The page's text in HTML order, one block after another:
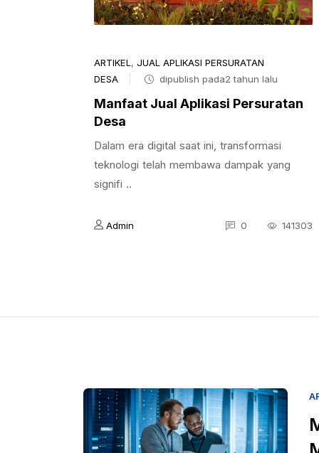
ARTIKEL , JUAL APLIKASI PERSURATAN
DESA
dipublish pada2 tahun lalu
Manfaat Jual Aplikasi Persuratan
Desa
Dalam era digital saat ini, transformasi
teknologi telah membawa dampak yang
signifi ..
Admin 0 141303